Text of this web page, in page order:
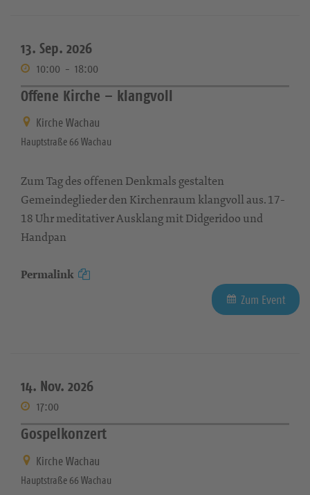
13. Sep. 2026
10:00 - 18:00
Offene Kirche – klangvoll
Kirche Wachau
Hauptstraße 66 Wachau
Zum Tag des offenen Denkmals gestalten
Gemeindeglieder den Kirchenraum klangvoll aus. 17-
18 Uhr meditativer Ausklang mit Didgeridoo und
Handpan
Permalink
Zum Event
14. Nov. 2026
17:00
Gospelkonzert
Kirche Wachau
Hauptstraße 66 Wachau